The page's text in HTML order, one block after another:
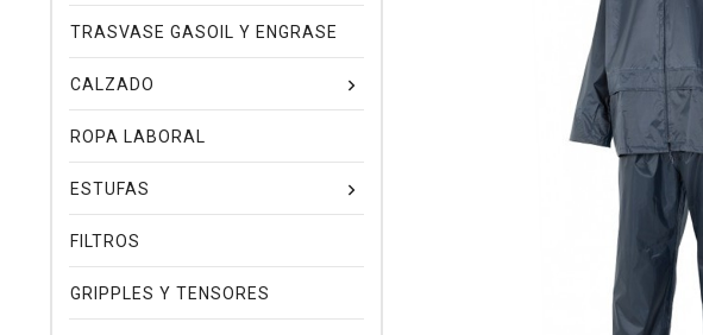
TRASVASE GASOIL Y ENGRASE
CALZADO
ROPA LABORAL
ESTUFAS
FILTROS
GRIPPLES Y TENSORES